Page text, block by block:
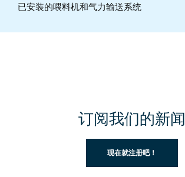
已安装的喂料机和气力输送系统
订阅我们的新闻
现在就注册吧！